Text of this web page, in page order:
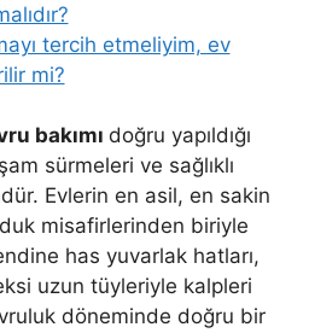
tercih etmeliyim, ev
mi?
bakımı doğru yapıldığı
sürmeleri ve sağlıklı
Evlerin en asil, en sakin
misafirlerinden biriyle
has yuvarlak hatları,
uzun tüyleriyle kalpleri
döneminde doğru bir